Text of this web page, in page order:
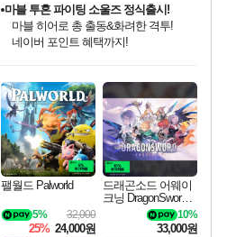
최대 90% 할인가를 만나보세요!
네이버혜택과 함께 만나보세요!
50%할인&추가 적립까지!
마블 투혼 파이팅 소울즈 정식출시!
마블 히어로 총 출동&화려한 격투!
네이버 포인트 혜택까지!
이니&베니 혜택까지!
네이버 혜택가와 함께 예약하세요!
할인&네이버혜택으로 만나보세요!
네이버페이 혜택과 만나보세요!
40주년 프로모션으로 만나보세요!
할인가에 만나보세요!
일부 에디션 상시 할인!
혜택으로 예약 판매 중
편안하게 충전하세요
팰월드 Palworld
32,000
5%
25% 24,000원
드래곤소드 어웨이
크닝 DragonSword A
10%
33,000원